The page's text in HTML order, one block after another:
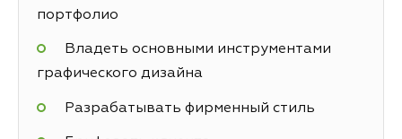
портфолио
Владеть основными инструментами
графического дизайна
Разрабатывать фирменный стиль